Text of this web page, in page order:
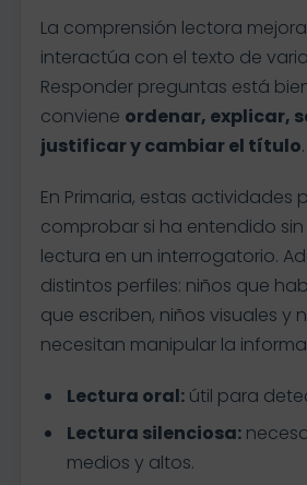
La comprensión lectora
interactúa con el texto de
Responder preguntas está
conviene ordenar, explicar,
justificar y cambiar el título.
En Primaria, estas actividades
comprobar si ha entendido
lectura en un interrogatorio.
distintos perfiles: niños que
que escriben, niños visuales y
necesitan manipular la
Lectura oral:útil para
Lectura silenciosa:
medios y altos.